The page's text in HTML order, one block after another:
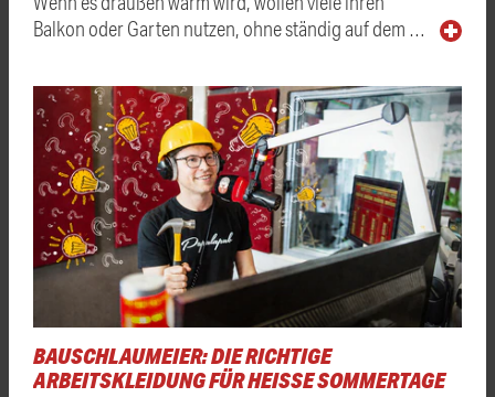
Balkon oder Garten nutzen, ohne ständig auf dem …
BAUSCHLAUMEIER: DIE RICHTIGE
ARBEITSKLEIDUNG FÜR HEISSE SOMMERTAGE